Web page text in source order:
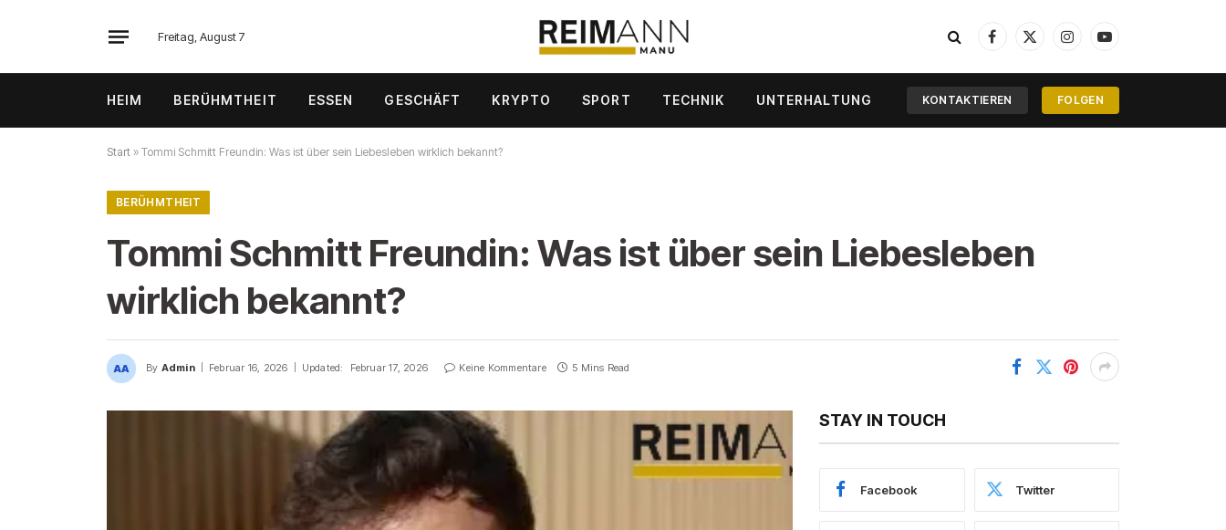
Freitag, August 7
Facebook
X
InstagramYouTube
HEIM BERÜHMTHEIT ESSEN GESCHÄFT KRYPTO SPORT TECHNIK UNTERHALTUNG KONTAKTIEREN FOLGEN
Start » Tommi Schmitt Freundin: Was ist über sein Liebesleben wirklich bekannt?
BERÜHMTHEIT
Tommi Schmitt Freundin: Was ist über sein Liebesleben
wirklich bekannt?
By Admin Februar 16, 2026 Updated: Februar 17, 2026 Keine Kommentare 5 Mins Read
STAY IN TOUCH
Facebook Twitter